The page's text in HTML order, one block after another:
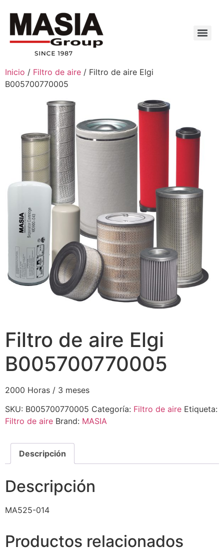
Inicio / Filtro de aire / Filtro de aire Elgi
B005700770005
Filtro de aire Elgi
B005700770005
2000 Horas / 3 meses
SKU: B005700770005 Categoría: Filtro de aire Etiqueta:
Filtro de aire Brand: MASIA
Descripción
Descripción
MA525-014
Productos relacionados